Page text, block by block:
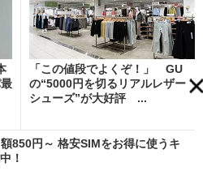
「この値段でよくぞ！」 GU
の“5000円を切るリアルレザー
シューズ”が大好評 ...
850円～ 格安SIMをお得に使うキ
！